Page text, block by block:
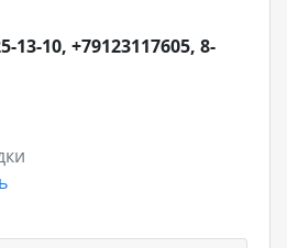
13-10, +79123117605, 8-